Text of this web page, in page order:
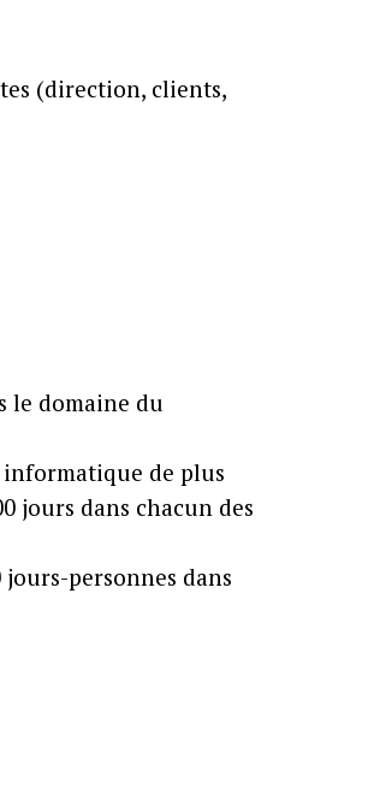
(direction, clients,
le domaine du
de plus
jours dans chacun des
personnes dans